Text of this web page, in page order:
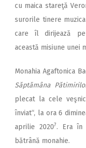
cu maica stareţă
surorile tinere
care îl dirijează
această misiune unei
Monahia Agaftonica
Săptămâna
plecat la cele
înviat“, la ora 6
aprilie 20207. Era în
bătrână monahie.